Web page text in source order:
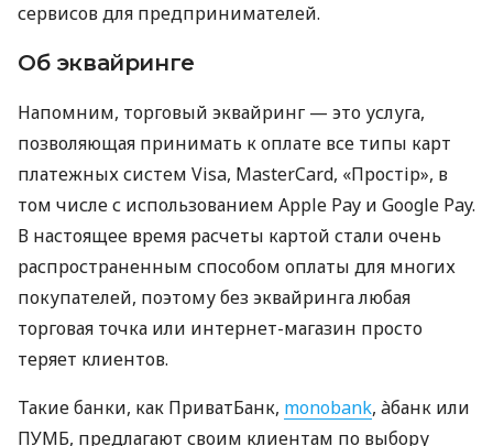
сервисов для предпринимателей.
Об эквайринге
Напомним, торговый эквайринг — это услуга,
позволяющая принимать к оплате все типы карт
платежных систем Visa, MasterCard, «Простір», в
том числе с использованием Apple Pay и Google Pay.
В настоящее время расчеты картой стали очень
распространенным способом оплаты для многих
покупателей, поэтому без эквайринга любая
торговая точка или интернет-магазин просто
теряет клиентов.
Такие банки, как ПриватБанк, monobank, àбанк или
ПУМБ, предлагают своим клиентам по выбору